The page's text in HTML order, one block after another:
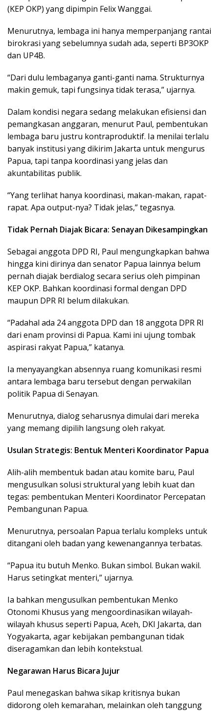
(KEP OKP) yang dipimpin Felix Wanggai.
Menurutnya, lembaga ini hanya memperpanjang rantai
birokrasi yang sebelumnya sudah ada, seperti BP3OKP
dan UP4B.
“Dari dulu lembaganya ganti-ganti nama. Strukturnya
makin gemuk, tapi fungsinya tidak terasa,” ujarnya.
Dalam kondisi negara sedang melakukan efisiensi dan
pemangkasan anggaran, menurut Paul, pembentukan
lembaga baru justru kontraproduktif. Ia menilai terlalu
banyak institusi yang dikirim Jakarta untuk mengurus
Papua, tapi tanpa koordinasi yang jelas dan
akuntabilitas publik.
“Yang terlihat hanya koordinasi, makan-makan, rapat-
rapat. Apa output-nya? Tidak jelas,” tegasnya.
Tidak Pernah Diajak Bicara: Senayan Dikesampingkan
Sebagai anggota DPD RI, Paul mengungkapkan bahwa
hingga kini dirinya dan senator Papua lainnya belum
pernah diajak berdialog secara serius oleh pimpinan
KEP OKP. Bahkan koordinasi formal dengan DPD
maupun DPR RI belum dilakukan.
“Padahal ada 24 anggota DPD dan 18 anggota DPR RI
dari enam provinsi di Papua. Kami ini ujung tombak
aspirasi rakyat Papua,” katanya.
Ia menyayangkan absennya ruang komunikasi resmi
antara lembaga baru tersebut dengan perwakilan
politik Papua di Senayan.
Menurutnya, dialog seharusnya dimulai dari mereka
yang memang dipilih langsung oleh rakyat.
Usulan Strategis: Bentuk Menteri Koordinator Papua
Alih-alih membentuk badan atau komite baru, Paul
mengusulkan solusi struktural yang lebih kuat dan
tegas: pembentukan Menteri Koordinator Percepatan
Pembangunan Papua.
Menurutnya, persoalan Papua terlalu kompleks untuk
ditangani oleh badan yang kewenangannya terbatas.
“Papua itu butuh Menko. Bukan simbol. Bukan wakil.
Harus setingkat menteri,” ujarnya.
Ia bahkan mengusulkan pembentukan Menko
Otonomi Khusus yang mengoordinasikan wilayah-
wilayah khusus seperti Papua, Aceh, DKI Jakarta, dan
Yogyakarta, agar kebijakan pembangunan tidak
diseragamkan dan lebih kontekstual.
Negarawan Harus Bicara Jujur
Paul menegaskan bahwa sikap kritisnya bukan
didorong oleh kemarahan, melainkan oleh tanggung